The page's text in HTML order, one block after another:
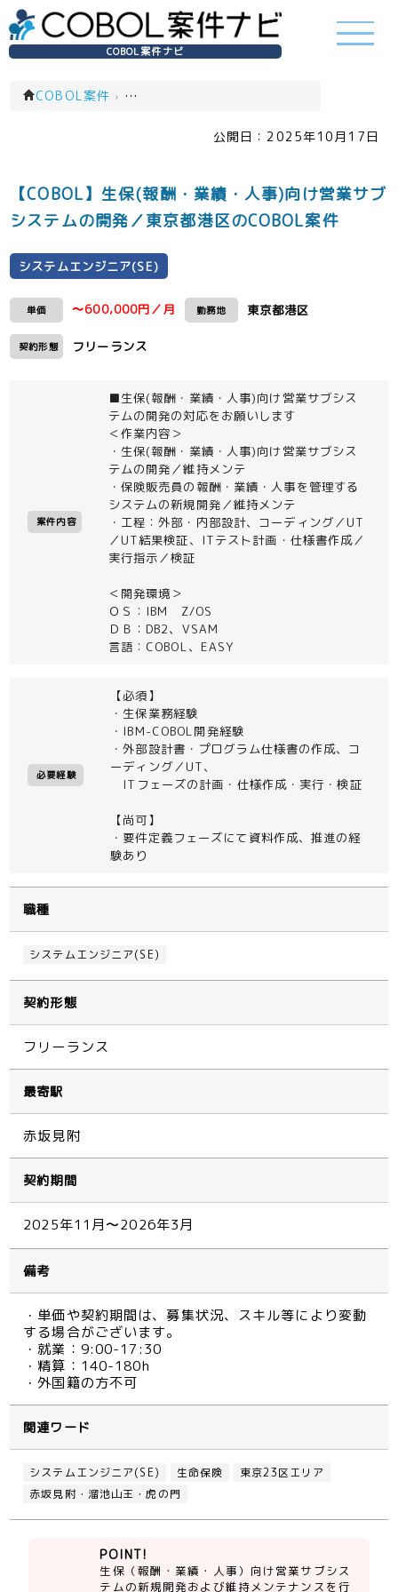
COBOL案件ナビ
COBOL案件 › システムエンジニア(SE)(一覧)
公開日： 2025年10月17日
【COBOL】生保(報酬・業績・人事)向け営業サブ
システムの開発／東京都港区のCOBOL案件
システムエンジニア(SE)
単価 〜600,000円／月 勤務地 東京都港区
契約形態 フリーランス
案件内容
■生保(報酬・業績・人事)向け営業サブシス
テムの開発の対応をお願いします
＜作業内容＞
・生保(報酬・業績・人事)向け営業サブシス
テムの開発／維持メンテ
・保険販売員の報酬・業績・人事を管理する
システムの新規開発／維持メンテ
・工程：外部・内部設計、コーディング／UT
／UT結果検証、ITテスト計画・仕様書作成／
実行指示／検証
＜開発環境＞
ＯＳ：IBM Z/OS
ＤＢ：DB2、VSAM
言語：COBOL、EASY
必要経験
【必須】
・生保業務経験
・IBM-COBOL開発経験
・外部設計書・プログラム仕様書の作成、コ
ーディング／UT、
ITフェーズの計画・仕様作成・実行・検証
【尚可】
・要件定義フェーズにて資料作成、推進の経
験あり
職種
システムエンジニア(SE)
契約形態
フリーランス
最寄駅
赤坂見附
契約期間
2025年11月〜2026年3月
備考
・単価や契約期間は、募集状況、スキル等により変動
する場合がございます。
・就業：9:00-17:30
・精算：140-180h
・外国籍の方不可
関連ワード
システムエンジニア(SE) 生命保険
東京23区エリア
赤坂見附・溜池山王・虎の門
POINT!
生保（報酬・業績・人事）向け営業サブシス
テムの新規開発および維持メンテナンスを行